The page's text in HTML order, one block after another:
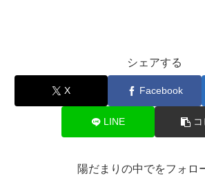
シェアする
X Facebook
LINE
陽だまりの中でをフォロ